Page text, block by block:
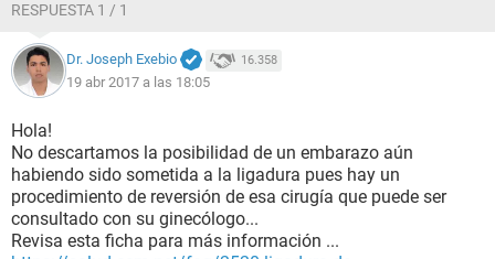
RESPUESTA 1 / 1
Dr. Joseph Exebio 16.358
19 abr 2017 a las 18:05
Hola!
No descartamos la posibilidad de un embarazo aún
habiendo sido sometida a la ligadura pues hay un
procedimiento de reversión de esa cirugía que puede ser
consultado con su ginecólogo...
Revisa esta ficha para más información ...